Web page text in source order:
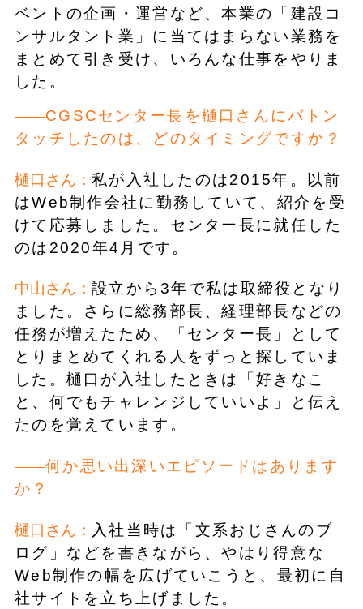
ベントの企画・運営など、本業の「建設コ
ンサルタント業」に当てはまらない業務を
まとめて引き受け、いろんな仕事をやりま
した。
CGSCセンター長を樋口さんにバトン
タッチしたのは、どのタイミングですか？
樋口さん： 私が入社したのは2015年。以前
はWeb制作会社に勤務していて、紹介を受
けて応募しました。センター長に就任した
のは2020年4月です。
中山さん： 設立から3年で私は取締役となり
ました。さらに総務部長、経理部長などの
任務が増えたため、「センター長」として
とりまとめてくれる人をずっと探していま
した。樋口が入社したときは「好きなこ
と、何でもチャレンジしていいよ」と伝え
たのを覚えています。
何か思い出深いエピソードはあります
か？
樋口さん： 入社当時は「文系おじさんのブ
ログ」などを書きながら、やはり得意な
Web制作の幅を広げていこうと、最初に自
社サイトを立ち上げました。